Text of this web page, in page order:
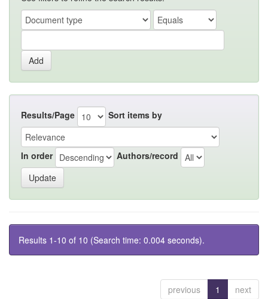
Results/Page Sort items by
In order Authors/record
Results 1-10 of 10 (Search time: 0.004 seconds).
previous 1 next